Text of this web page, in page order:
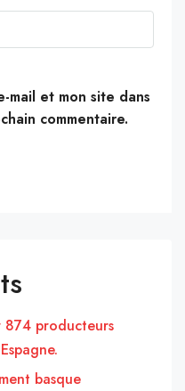
mail et mon site dans
commentaire.
874 producteurs
basque